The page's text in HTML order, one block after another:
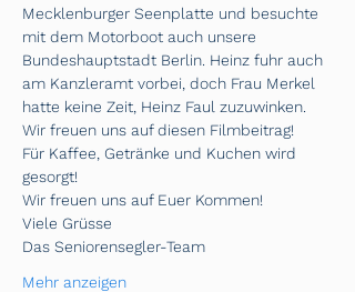
Mecklenburger Seenplatte und besuchte
mit dem Motorboot auch unsere
Bundeshauptstadt Berlin. Heinz fuhr auch
am Kanzleramt vorbei, doch Frau Merkel
hatte keine Zeit, Heinz Faul zuzuwinken.
Wir freuen uns auf diesen Filmbeitrag!
Für Kaffee, Getränke und Kuchen wird
gesorgt!
Wir freuen uns auf Euer Kommen!
Viele Grüsse
Das Seniorensegler-Team
Mehr anzeigen